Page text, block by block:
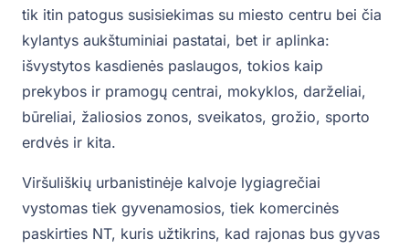
tik itin patogus susisiekimas su miesto centru bei čia
kylantys aukštuminiai pastatai, bet ir aplinka:
išvystytos kasdienės paslaugos, tokios kaip
prekybos ir pramogų centrai, mokyklos, darželiai,
būreliai, žaliosios zonos, sveikatos, grožio, sporto
erdvės ir kita.
Viršuliškių urbanistinėje kalvoje lygiagrečiai
vystomas tiek gyvenamosios, tiek komercinės
paskirties NT, kuris užtikrins, kad rajonas bus gyvas